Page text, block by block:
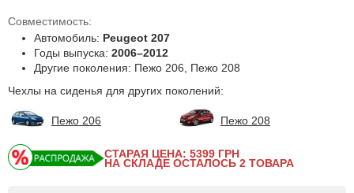
Совместимость:
Автомобиль: Peugeot 207
Годы выпуска: 2006–2012
Другие поколения: Пежо 206, Пежо 208
Чехлы на сиденья для других поколений:
Пежо 206 Пежо 208
СТАРАЯ ЦЕНА: 5399 ГРН
НА СКЛАДЕ ОСТАЛОСЬ 2 ТОВАРА